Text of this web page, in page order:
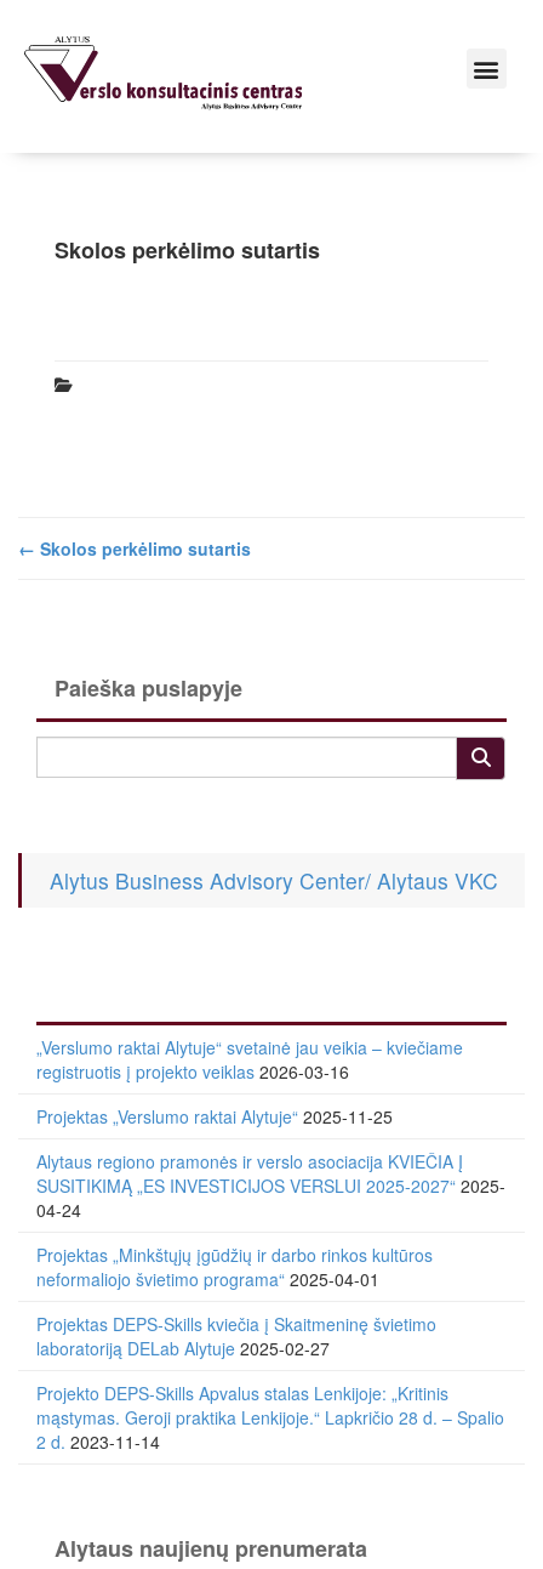
Skolos perkėlimo sutartis
← Skolos perkėlimo sutartis
Paieška puslapyje
Alytus Business Advisory Center/ Alytaus VKC
„Verslumo raktai Alytuje“ svetainė jau veikia – kviečiame
registruotis į projekto veiklas 2026-03-16
Projektas „Verslumo raktai Alytuje“ 2025-11-25
Alytaus regiono pramonės ir verslo asociacija KVIEČIA Į
SUSITIKIMĄ „ES INVESTICIJOS VERSLUI 2025-2027“ 2025-
04-24
Projektas „Minkštųjų įgūdžių ir darbo rinkos kultūros
neformaliojo švietimo programa“ 2025-04-01
Projektas DEPS-Skills kviečia į Skaitmeninę švietimo
laboratoriją DELab Alytuje 2025-02-27
Projekto DEPS-Skills Apvalus stalas Lenkijoje: „Kritinis
mąstymas. Geroji praktika Lenkijoje.“ Lapkričio 28 d. – Spalio
2 d. 2023-11-14
Alytaus naujienų prenumerata